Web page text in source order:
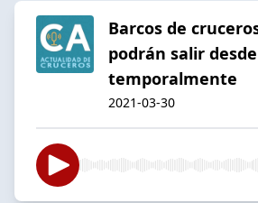
Barcos de
podrán salir
temporalmente
2021-03-30